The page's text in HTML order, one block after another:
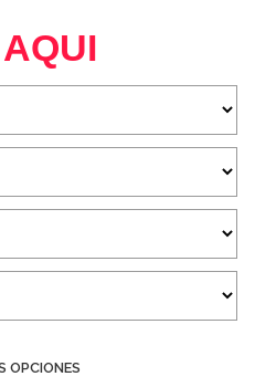
OPCIONES